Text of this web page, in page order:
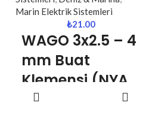
güvenli kullanım sunar. 3’lü priz
yapısı, anahtarlı kontrol özelliği ve
dayanıklı gövdesi ile hem ev hem
çözümdür.
Marin Elektrik Sistemleri
₺21.00
WAGO 3x2.5 – 4
mm Buat
Klemensi (NYA
– NYAF